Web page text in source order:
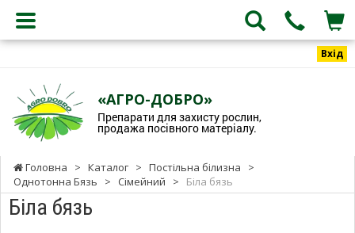
Вхід
«АГРО-ДОБРО»
Препарати для захисту рослин,
продажа посівного матеріалу.
Головна > Каталог > Постільна білизна
>
Однотонна Бязь
> Сімейний > Біла бязь
Біла бязь